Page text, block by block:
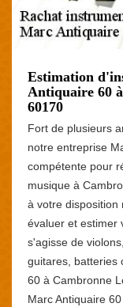
Estimation
Antiquaire 60
60170
Fort de plusieurs
notre entreprise
compétente pour
musique à
à votre disposition
évaluer et estimer
s'agisse de
guitares, batteries
60 à Cambronne
Marc Antiquaire